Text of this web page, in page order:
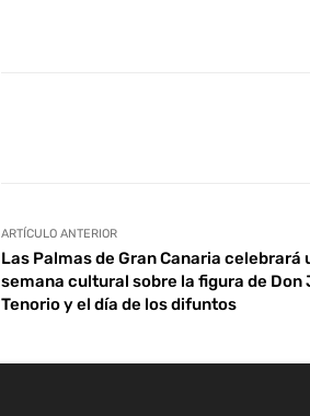
ARTÍCULO ANTERIOR
Las Palmas de Gran Canaria celebrará
semana cultural sobre la figura de Don
Tenorio y el día de los difuntos